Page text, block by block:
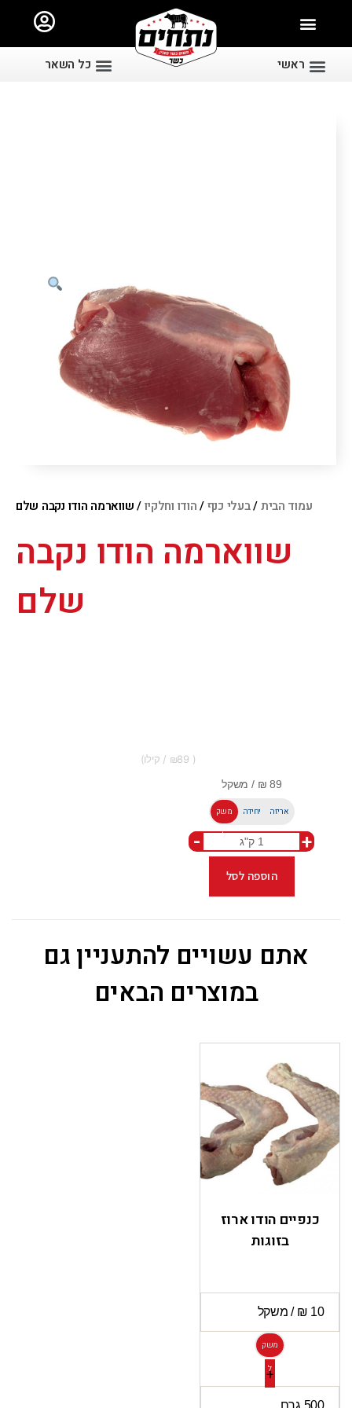
ראשי כל השאר
עמוד הבית/בעלי כנף/הודו וחלקיו/ שווארמה הודו נקבה שלם
שווארמה הודו נקבה
שלם
89
משק
ל
יחידה אריזה
+
-
הוספה לסל
אתם עשויים להתעניין גם
במוצרים הבאים
כנפיים הודו ארוז
בזוגות
משק
ל
+